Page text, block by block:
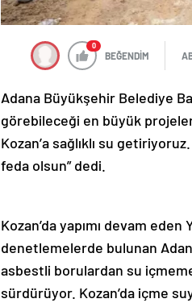
0
BEĞENDİM
Adana Büyükşehir Belediye
görebileceği en büyük
Kozan’a sağlıklı su
feda olsun” dedi.
Kozan’da yapımı devam
denetlemelerde bulunan
asbestli borulardan su
sürdürüyor. Kozan’da içme